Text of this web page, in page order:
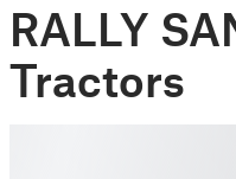
RALLY
Tractors